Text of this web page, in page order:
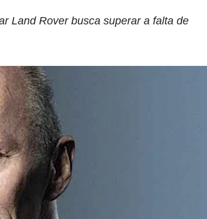
Land Rover busca superar a falta de